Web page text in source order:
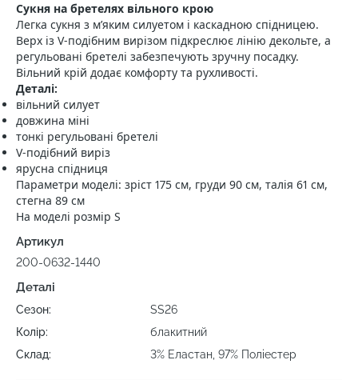
Сукня на бретелях вільного крою
Легка сукня з м’яким силуетом і каскадною спідницею.
Верх із V-подібним вирізом підкреслює лінію декольте, а
регульовані бретелі забезпечують зручну посадку.
Вільний крій додає комфорту та рухливості.
Деталі:
вільний силует
довжина міні
тонкі регульовані бретелі
V-подібний виріз
ярусна спідниця
Параметри моделі: зріст 175 см, груди 90 см, талія 61 см,
стегна 89 см
На моделі розмір S
Артикул
200-0632-1440
Деталі
Сезон:
SS26
Колір:
блакитний
Склад:
3% Еластан, 97% Поліестер